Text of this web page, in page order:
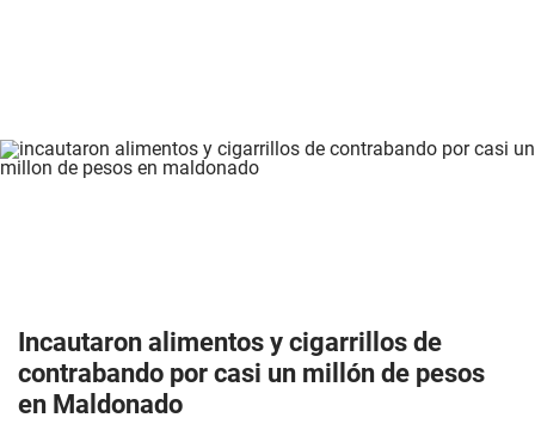
Incautaron alimentos y cigarrillos de
contrabando por casi un millón de pesos
en Maldonado